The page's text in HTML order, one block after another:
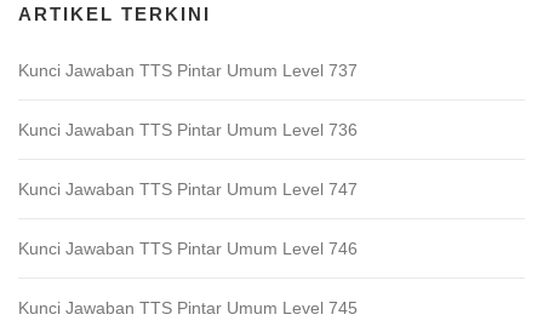
ARTIKEL TERKINI
Kunci Jawaban TTS Pintar Umum Level 737
Kunci Jawaban TTS Pintar Umum Level 736
Kunci Jawaban TTS Pintar Umum Level 747
Kunci Jawaban TTS Pintar Umum Level 746
Kunci Jawaban TTS Pintar Umum Level 745